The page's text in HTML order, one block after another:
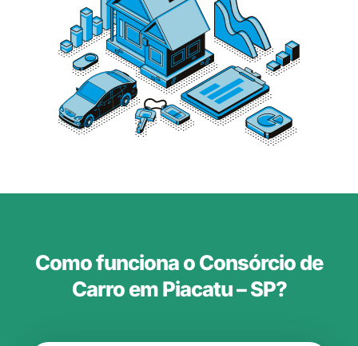
Como funciona o Consórcio de
Carro em Piacatu – SP?